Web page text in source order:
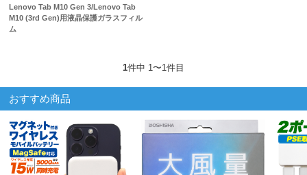
Lenovo Tab M10 Gen 3/Lenovo Tab
M10 (3rd Gen)用液晶保護ガラスフィル
ム
1件中 1〜1件目
おすすめ商品